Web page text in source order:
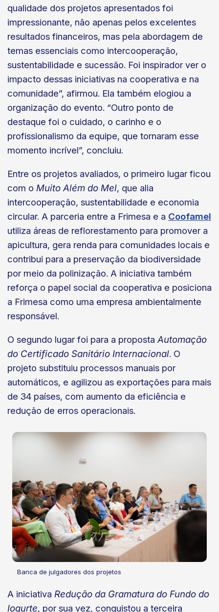
qualidade dos projetos apresentados foi
impressionante, não apenas pelos excelentes
resultados financeiros, mas pela abordagem de
temas essenciais como intercooperação,
sustentabilidade e sucessão. Foi inspirador ver o
impacto dessas iniciativas na cooperativa e na
comunidade”, afirmou. Ela também elogiou a
organização do evento. “Outro ponto de
destaque foi o cuidado, o carinho e o
profissionalismo da equipe, que tornaram esse
momento incrível”, concluiu.
Entre os projetos avaliados, o primeiro lugar ficou
com o Muito Além do Mel, que alia
intercooperação, sustentabilidade e economia
circular. A parceria entre a Frimesa e a Coofamel
utiliza áreas de reflorestamento para promover a
apicultura, gera renda para comunidades locais e
contribui para a preservação da biodiversidade
por meio da polinização. A iniciativa também
reforça o papel social da cooperativa e posiciona
a Frimesa como uma empresa ambientalmente
responsável.
O segundo lugar foi para a propostaAutomação
do Certificado Sanitário Internacional. O
projeto substituiu processos manuais por
automáticos, e agilizou as exportações para mais
de 34 países, com aumento da eficiência e
redução de erros operacionais.
Banca de julgadores dos projetos
A iniciativa Redução da Gramatura do Fundo do
Iogurte, por sua vez, conquistou a terceira